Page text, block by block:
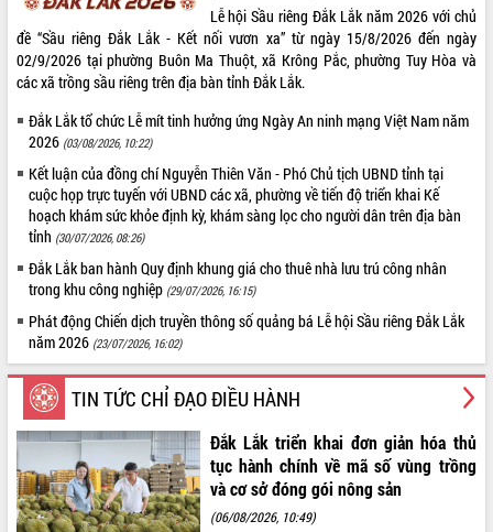
VIDEO
Lễ hội Sầu riêng Đắk Lắk năm 2026 với chủ
đề “Sầu riêng Đắk Lắk - Kết nối vươn xa” từ ngày 15/8/2026 đến ngày
02/9/2026 tại phường Buôn Ma Thuột, xã Krông Pắc, phường Tuy Hòa và
các xã trồng sầu riêng trên địa bàn tỉnh Đắk Lắk.
Đắk Lắk tổ chức Lễ mít tinh hưởng ứng Ngày An ninh mạng Việt Nam năm
2026 (03/08/2026, 10:22)
Kết luận của đồng chí Nguyễn Thiên Văn - Phó Chủ tịch UBND tỉnh tại
cuộc họp trực tuyến với UBND các xã, phường về tiến độ triển khai Kế
hoạch khám sức khỏe định kỳ, khám sàng lọc cho người dân trên địa bàn
tỉnh (30/07/2026, 08:26)
Đắk Lắk ban hành Quy định khung giá cho thuê nhà lưu trú công nhân
trong khu công nghiệp (29/07/2026, 16:15)
Phát động Chiến dịch truyền thông số quảng bá Lễ hội Sầu riêng Đắk Lắk
năm 2026 (23/07/2026, 16:02)
TIN TỨC CHỈ ĐẠO ĐIỀU HÀNH
Đắk Lắk triển khai đơn giản hóa thủ
tục hành chính về mã số vùng trồng
và cơ sở đóng gói nông sản
(06/08/2026, 10:49)